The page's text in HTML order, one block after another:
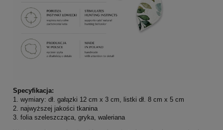
Specyfikacja:
1. wymiary: dł. gałązki 12 cm x 3 cm, listki dł. 8 cm x 5 cm
2. najwyższej jakości tkanina
3. folia szeleszcząca, gryka, waleriana